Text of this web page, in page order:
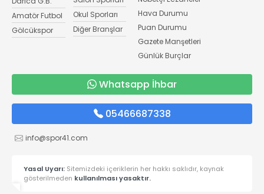
Amatör Futbol
Gölcükspor
Okul Sporları
Diğer Branşlar
Hava Durumu
Puan Durumu
Gazete Manşetleri
Günlük Burçlar
Whatsapp İhbar
05466687338
info@spor41.com
Yasal Uyarı: Sitemizdeki içeriklerin her hakkı saklıdır, kaynak
gösterilmeden kullanılması yasaktır.